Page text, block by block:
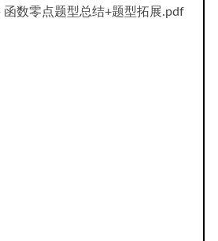
函数零点题型总结+题型拓展.pdf